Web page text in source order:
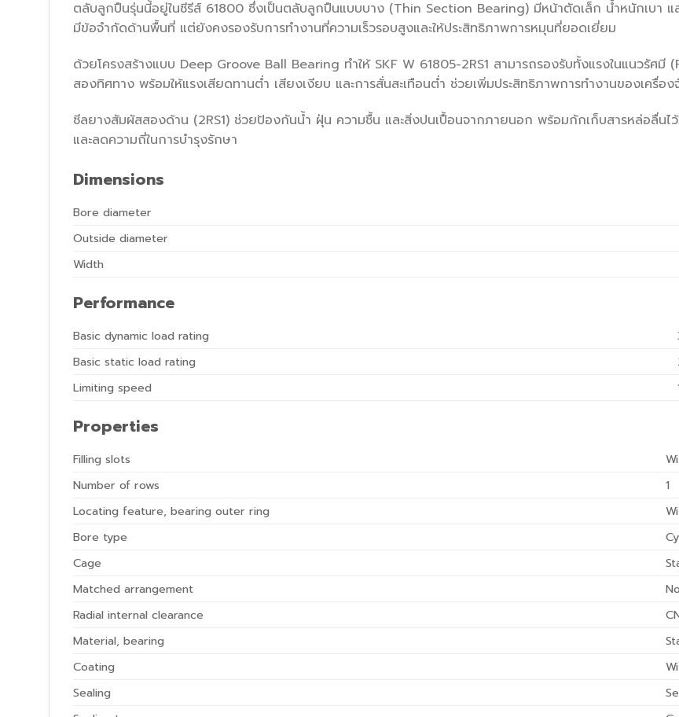
ตลับลูกปืนรุ่นนี้อยู่ในซีรีส์ 61800 ซึ่งเป็นตลับลูกปืนแบบบาง (Thin Section Bearing) มีหน้าตัดเล็ก น้ำหนักเบา แ
มีข้อจำกัดด้านพื้นที่ แต่ยังคงรองรับการทำงานที่ความเร็วรอบสูงและให้ประสิทธิภาพการหมุนที่ยอดเยี่ยม
ด้วยโครงสร้างแบบ Deep Groove Ball Bearing ทำให้ SKF W 61805-2RS1 สามารถรองรับทั้งแรงในแนวรัศ
สองทิศทาง พร้อมให้แรงเสียดทานต่ำ เสียงเงียบ และการสั่นสะเทือนต่ำ ช่วยเพิ่มประสิทธิภาพการทำงานของเครื่อง
ซีลยางสัมผัสสองด้าน (2RS1) ช่วยป้องกันน้ำ ฝุ่น ความชื้น และสิ่งปนเปื้อนจากภายนอก พร้อมกักเก็บสารหล่อลื่น
และลดความถี่ในการบำรุงรักษา
Dimensions
Bore diameter
Outside diameter
Width
Performance
Basic dynamic load rating
Basic static load rating
Limiting speed
Properties
Filling slots
Number of rows
1
Locating feature, bearing outer ring
Bore type
Cage
Matched arrangement
No
Radial internal clearance
Material, bearing
Coating
Sealing